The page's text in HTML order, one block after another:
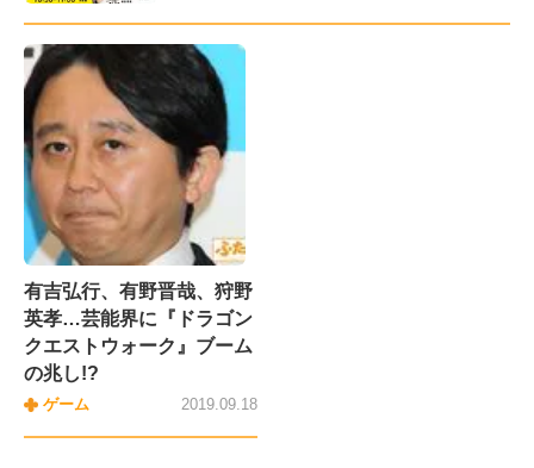
有吉弘行、有野晋哉、狩野
英孝…芸能界に『ドラゴン
クエストウォーク』ブーム
の兆し!?
ゲーム 2019.09.18